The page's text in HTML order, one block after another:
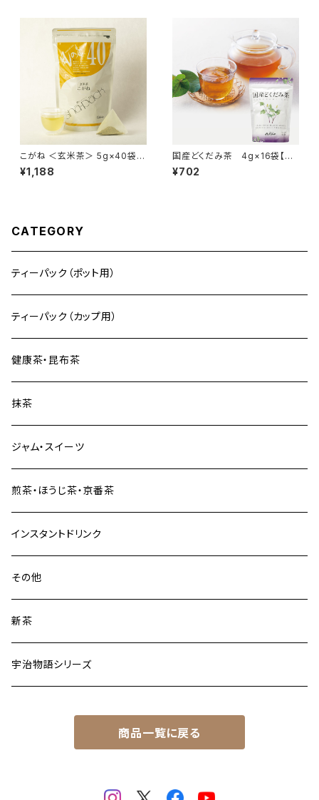
こがね ＜玄米茶＞ 5g×40袋
【風の茶シリーズ】
¥1,188
国産どくだみ茶 4g×16袋【１
パックで1L分】
¥702
CATEGORY
ティーパック（ポット用）
ティーパック（カップ用）
健康茶・昆布茶
抹茶
ジャム・スイーツ
煎茶・ほうじ茶・京番茶
インスタントドリンク
その他
新茶
宇治物語シリーズ
商品一覧に戻る